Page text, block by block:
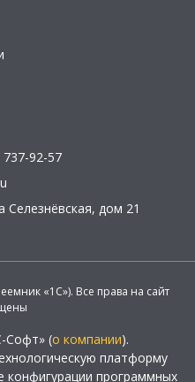
737-92-57
Селезнёвская, дом 21
«1С»). Все права на сайт
Софт» (о компании).
платформу
конфигурации программных